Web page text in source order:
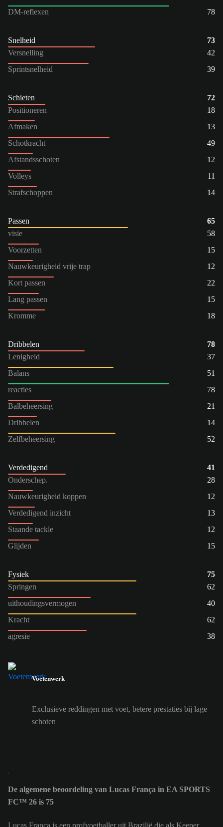
DM-reflexen
78
Snelheid
73
Versnelling
42
Sprintsnelheid
39
Schieten
72
Positioneren
18
Afmaken
13
Schotkracht
49
Afstandsschoten
12
Volleys
11
Strafschoppen
14
Passen
65
visie
58
Voorzetten
15
Nauwkeurigheid vrije trap
12
Kort passen
22
Lang passen
15
Kromme
18
Dribbelen
78
Lenigheid
37
Balans
51
reacties
78
Balbeheersing
21
Dribbelen
14
Zelfbeheersing
52
Verdedigend
41
Onderschep.
28
Nauwkeurigheid koppen
12
Verdedigend inzicht
13
Staande tackle
12
Glijden
15
Fysiek
75
Springen
62
uithoudingsvermogen
40
Kracht
62
agresie
38
Voetenwerk
Exclusieve reddingen met voet, betere prestaties bij lage
schoten
De algemene beoordeling van Lucas França in EA SPORTS
FC™ 26 is 75
Lucas França is een profvoetballer uit Brazilië die als Keeper